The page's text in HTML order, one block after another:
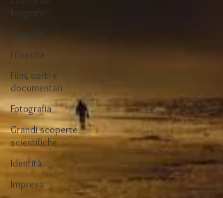
biografo
Famiglia
Filosofia
Film, corti e
documentari
Fotografia
Grandi scoperte
scientifiche
Identità
Impresa